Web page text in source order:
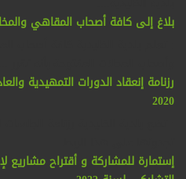
بلاغ إلى كافة أصحاب المقاهي
رزنامة إنعقاد الدورات التمهيدية
2020
إستمارة للمشاركة و أقتراح مشاريع